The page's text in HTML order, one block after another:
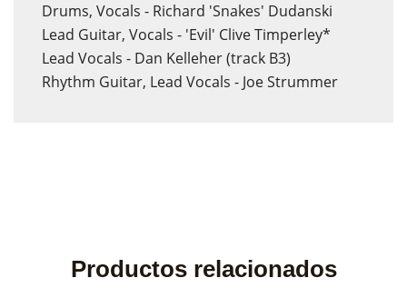
Drums, Vocals - Richard 'Snakes' Dudanski
Lead Guitar, Vocals - 'Evil' Clive Timperley*
Lead Vocals - Dan Kelleher (track B3)
Rhythm Guitar, Lead Vocals - Joe Strummer
Productos relacionados